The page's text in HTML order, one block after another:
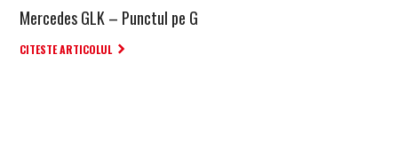
Mercedes GLK – Punctul pe G
CITESTE ARTICOLUL